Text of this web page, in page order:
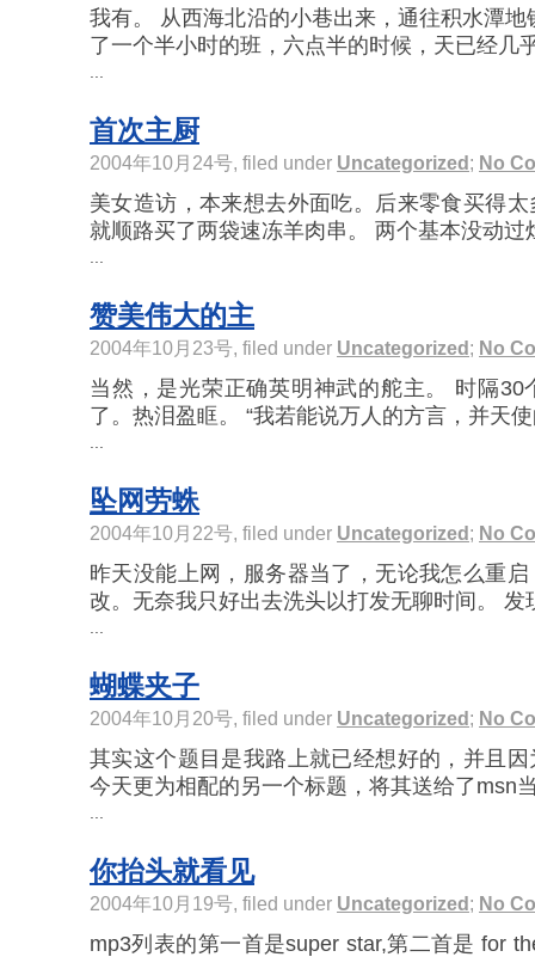
我有。 从西海北沿的小巷出来，通往积水潭
了一个半小时的班，六点半的时候，天已经几
首次主厨
2004年10月24号, filed under Uncategorized ; No
美女造访，本来想去外面吃。后来零食买得
就顺路买了两袋速冻羊肉串。 两个基本没动
赞美伟大的主
2004年10月23号, filed under Uncategorized ; No
当然，是光荣正确英明神武的舵主。 时隔30
了。热泪盈眶。 “我若能说万人的方言，并天
坠网劳蛛
2004年10月22号, filed under Uncategorized ; No
昨天没能上网，服务器当了，无论我怎么重
改。无奈我只好出去洗头以打发无聊时间。
蝴蝶夹子
2004年10月20号, filed under Uncategorized ; No
其实这个题目是我路上就已经想好的，并且
今天更为相配的另一个标题，将其送给了msn
你抬头就看见
2004年10月19号, filed under Uncategorized ; No
mp3列表的第一首是super star,第二首是 for